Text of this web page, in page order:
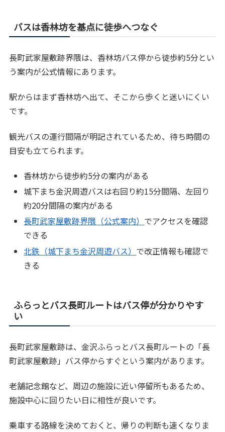
バスは香林坊を基点に徒歩へつなぐ
長町武家屋敷跡界隈は、香林坊バス停から徒歩約5分とい
う案内が公式情報にあります。
駅からはまず香林坊へ出て、そこから歩くと迷いにくい
です。
観光バスの運行間隔が明記されているため、待ち時間の
目安も立てられます。
香林坊から徒歩約5分の案内がある
城下まち金沢周遊バスは右回り約15分間隔、左回り
約20分間隔の案内がある
長町武家屋敷跡界隈（公式案内） でアクセスを確認
できる
北鉄（城下まち金沢周遊バス） で改正情報も確認で
きる
ふらっとバス長町ルートはバス停が分かりやす
い
長町武家屋敷跡は、金沢ふらっとバス長町ルートの「長
町武家屋敷跡」バス停からすぐという案内があります。
老舗記念館など、周辺の施設に近い停留所もあるため、
施設中心に回りたい日に相性が良いです。
乗車する路線を決めておくと、帰りの判断も速くなりま